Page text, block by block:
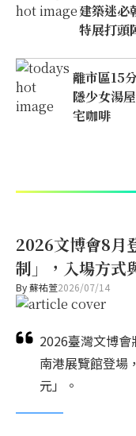
建築迷必
特展打頭
離市區15
隱少女湯
宅咖啡
2026文博會8月
制」，入場方式
By蘇祐萱2026/07/14
2026臺灣文博會
南港展覽館登場
元」。